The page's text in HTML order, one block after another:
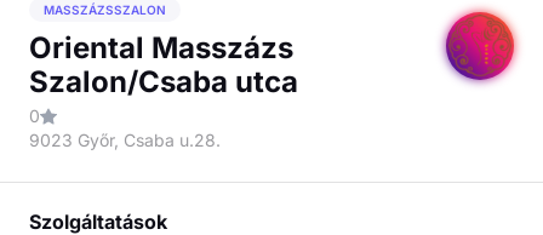
MASSZÁZSSZALON
Oriental Masszázs
Szalon/Csaba utca
0
9023 Győr, Csaba u.28.
Szolgáltatások